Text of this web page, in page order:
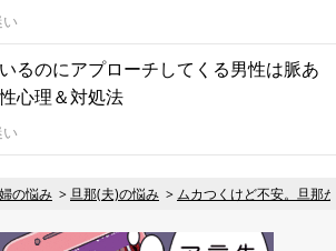
るのにアプローチしてくる男性は脈あ
心理＆対処法
の悩み 旦那(夫)の悩み ムカつくけど不安。旦那